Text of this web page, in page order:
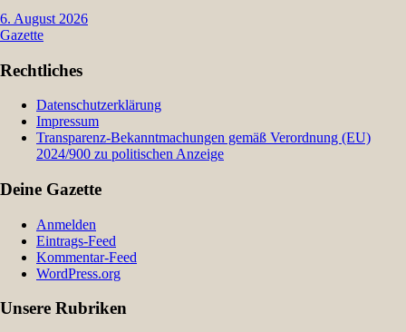
6. August 2026
Gazette
Rechtliches
Datenschutzerklärung
Impressum
Transparenz-Bekanntmachungen gemäß Verordnung (EU)
2024/900 zu politischen Anzeige
Deine Gazette
Anmelden
Eintrags-Feed
Kommentar-Feed
WordPress.org
Unsere Rubriken